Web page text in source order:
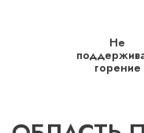
Не
горение